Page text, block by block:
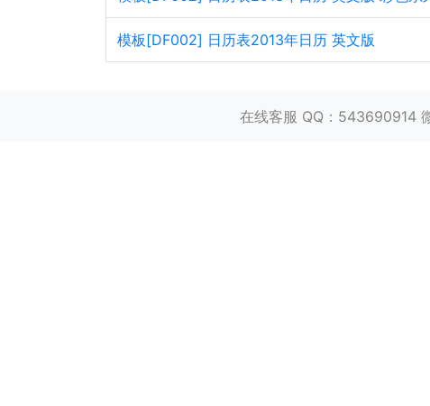
模板[DF002] 日历表2013年日历 英文版
在线客服 QQ：543690914